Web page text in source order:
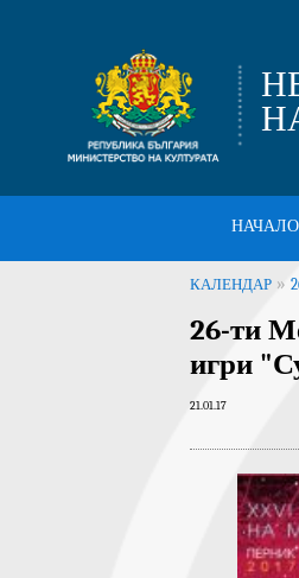
НАЧАЛО
КАЛЕНДАР »
26-ти
игри
21.01.17